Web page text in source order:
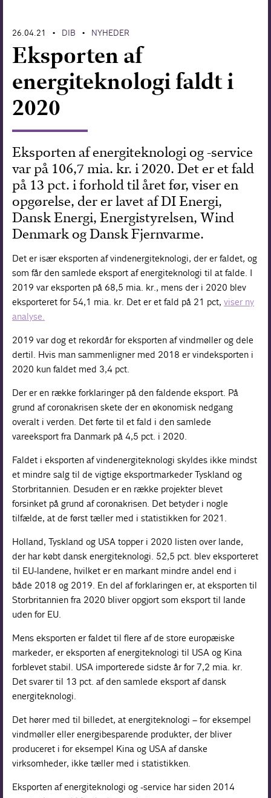
26.04.21 • DIB • NYHEDER
Eksporten af
energiteknologi faldt i
2020
Eksporten af energiteknologi og -service
var på 106,7 mia. kr. i 2020. Det er et fald
på 13 pct. i forhold til året før, viser en
opgørelse, der er lavet af DI Energi,
Dansk Energi, Energistyrelsen, Wind
Denmark og Dansk Fjernvarme.
Det er især eksporten af vindenergiteknologi, der er faldet, og
som får den samlede eksport af energiteknologi til at falde. I
2019 var eksporten på 68,5 mia. kr., mens der i 2020 blev
eksporteret for 54,1 mia. kr. Det er et fald på 21 pct,viser ny
analyse.
2019 var dog et rekordår for eksporten af vindmøller og dele
dertil. Hvis man sammenligner med 2018 er vindeksporten i
2020 kun faldet med 3,4 pct.
Der er en række forklaringer på den faldende eksport. På
grund af coronakrisen skete der en økonomisk nedgang
overalt i verden. Det førte til et fald i den samlede
vareeksport fra Danmark på 4,5 pct. i 2020.
Faldet i eksporten af vindenergiteknologi skyldes ikke mindst
et mindre salg til de vigtige eksportmarkeder Tyskland og
Storbritannien. Desuden er en række projekter blevet
forsinket på grund af coronakrisen. Det betyder i nogle
tilfælde, at de først tæller med i statistikken for 2021.
Holland, Tyskland og USA topper i 2020 listen over lande,
der har købt dansk energiteknologi. 52,5 pct. blev eksporteret
til EU-landene, hvilket er en markant min­dre andel end i
både 2018 og 2019. En del af forklaringen er, at eksporten til
Storbritannien fra 2020 bliver opgjort som eksport til lande
uden for EU.
Mens eksporten er faldet til flere af de store europæiske
markeder, er eksporten af energiteknologi til USA og Kina
forblevet stabil. USA importerede sidste år for 7,2 mia. kr.
Det svarer til 13 pct. af den samlede eksport af dansk
energitek­nologi.
Det hører med til billedet, at energiteknologi – for eksempel
vindmøller eller energibesparende produkter, der bliver
produceret i for eksempel Kina og USA af danske
virksomheder, ikke tæller med i statistikken.
Eksporten af energiteknologi og -service har siden 2014